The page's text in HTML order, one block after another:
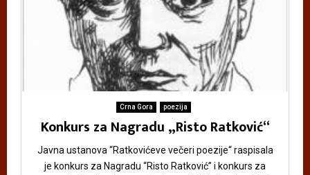
Crna Gora poezija
Konkurs za Nagradu „Risto Ratković“
Javna ustanova “Ratkovićeve večeri poezije“ raspisala
je konkurs za Nagradu “Risto Ratković” i konkurs za